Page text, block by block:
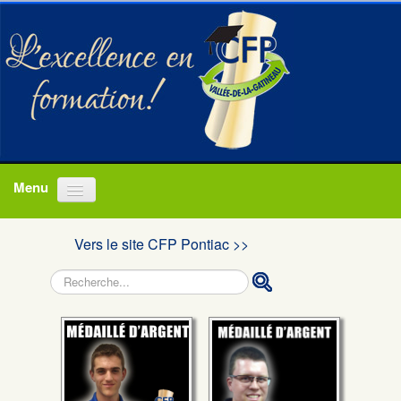
Programmes
Actualités
Nous joindre
Vers le site CFP Pontiac >>
Rechercher